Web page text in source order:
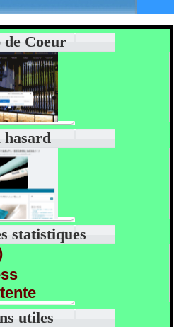
de Coeur
hasard
statistiques
utiles